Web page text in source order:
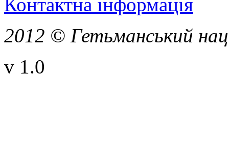
2012 © Гетьманський
v 1.0